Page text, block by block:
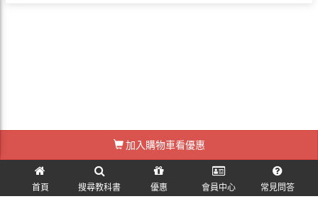
加入購物車看優惠
首頁 搜尋教科書 優惠 會員中心 常見問答
訪客訂單查詢